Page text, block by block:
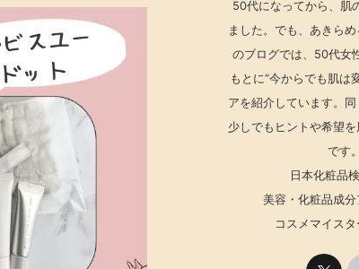
50代になってから、肌
ました。でも、あきら
のブログでは、50代女
もとに“今からでも肌は
アを紹介しています。同
少しでもヒントや希望
です。
日本化粧品
美容・化粧品成
コスメマイスタ